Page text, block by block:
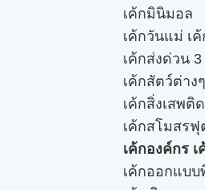
เค้กมินิมอล
เค้กวันแม่ เ
เค้กส่งด่วน
เค้กสัตว์ต่างๆ
เค้กสิ่งเสพติ
เค้กสโมสรฟุ
เค้กองค์กร
เค้กออกแบบ